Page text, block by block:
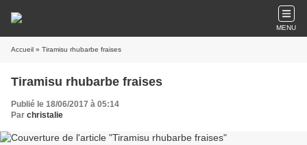
MENU
Accueil » Tiramisu rhubarbe fraises
Tiramisu rhubarbe fraises
Publié le 18/06/2017 à 05:14
Par christalie